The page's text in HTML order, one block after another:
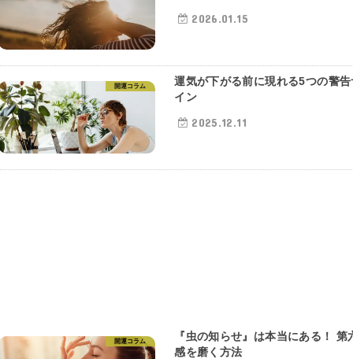
2026.01.15
開運コラム
運気が下がる前に現れる5つの警告
イン
2025.12.11
開運コラム
『虫の知らせ』は本当にある！ 第
感を磨く方法